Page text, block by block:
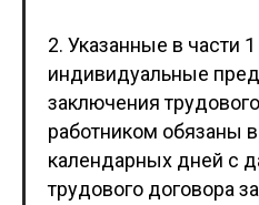
2. Указанные в части
индивидуальные
заключения
работником обязаны
календарных дней с
трудового договора